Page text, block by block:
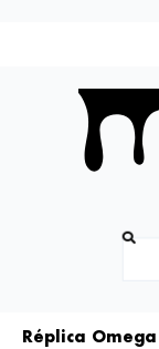
Buscar
Réplica Omega